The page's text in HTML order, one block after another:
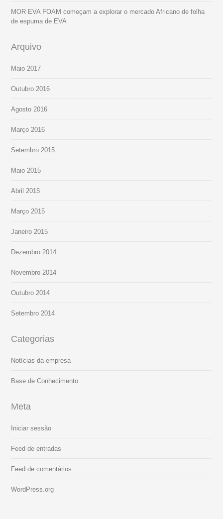
MOR EVA FOAM começam a explorar o mercado Africano de folha
de espuma de EVA
Arquivo
Maio 2017
Outubro 2016
Agosto 2016
Março 2016
Setembro 2015
Maio 2015
Abril 2015
Março 2015
Janeiro 2015
Dezembro 2014
Novembro 2014
Outubro 2014
Setembro 2014
Categorias
Notícias da empresa
Base de Conhecimento
Meta
Iniciar sessão
Feed de entradas
Feed de comentários
WordPress.org